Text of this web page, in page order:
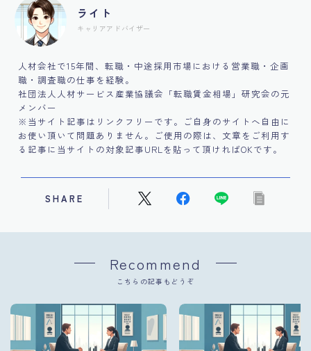
ライト
キャリアアドバイザー
人材会社で15年間、転職・中途採用市場における営業職・企画
職・調査職の仕事を経験。
社団法人人材サービス産業協議会「転職賃金相場」研究会の元
メンバー
※当サイト記事はリンクフリーです。ご自身のサイトへ自由に
お使い頂いて問題ありません。ご使用の際は、文章をご利用す
る記事に当サイトの対象記事URLを貼って頂ければOKです。
SHARE
Recommend
こちらの記事もどうぞ